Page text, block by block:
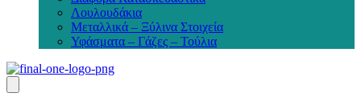
Λουλουδάκια
Μεταλλικά – Ξύλινα Στοιχεία
Υφάσματα – Γάζες – Τούλια